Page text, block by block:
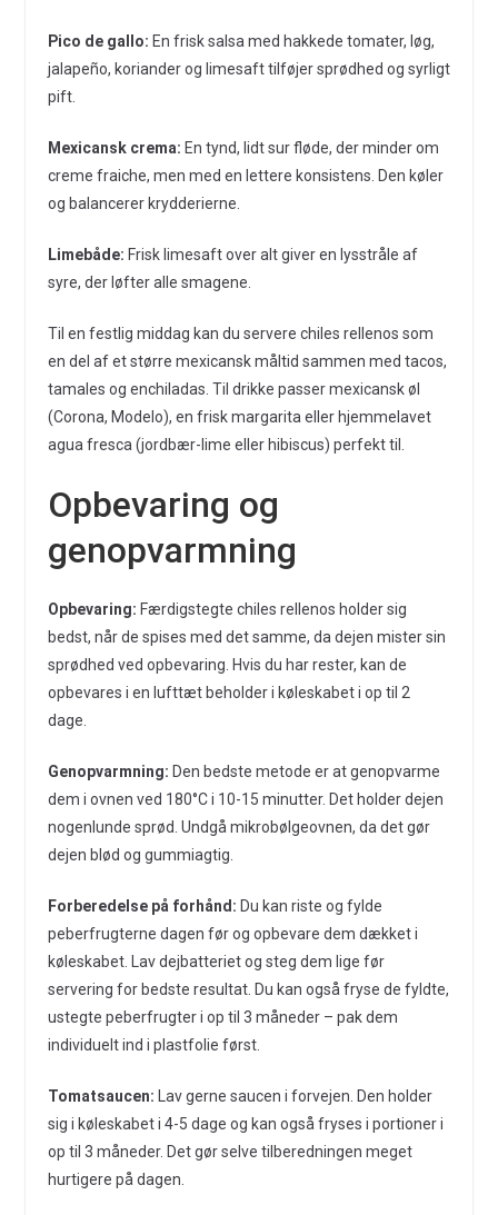
Pico de gallo: En frisk salsa med hakkede tomater, løg,
jalapeño, koriander og limesaft tilføjer sprødhed og syrligt
pift.
Mexicansk crema: En tynd, lidt sur fløde, der minder om
creme fraiche, men med en lettere konsistens. Den køler
og balancerer krydderierne.
Limebåde: Frisk limesaft over alt giver en lysstråle af
syre, der løfter alle smagene.
Til en festlig middag kan du servere chiles rellenos som
en del af et større mexicansk måltid sammen med tacos,
tamales og enchiladas. Til drikke passer mexicansk øl
(Corona, Modelo), en frisk margarita eller hjemmelavet
agua fresca (jordbær-lime eller hibiscus) perfekt til.
Opbevaring og
genopvarmning
Opbevaring: Færdigstegte chiles rellenos holder sig
bedst, når de spises med det samme, da dejen mister sin
sprødhed ved opbevaring. Hvis du har rester, kan de
opbevares i en lufttæt beholder i køleskabet i op til 2
dage.
Genopvarmning: Den bedste metode er at genopvarme
dem i ovnen ved 180°C i 10-15 minutter. Det holder dejen
nogenlunde sprød. Undgå mikrobølgeovnen, da det gør
dejen blød og gummiagtig.
Forberedelse på forhånd: Du kan riste og fylde
peberfrugterne dagen før og opbevare dem dækket i
køleskabet. Lav dejbatteriet og steg dem lige før
servering for bedste resultat. Du kan også fryse de fyldte,
ustegte peberfrugter i op til 3 måneder – pak dem
individuelt ind i plastfolie først.
Tomatsaucen: Lav gerne saucen i forvejen. Den holder
sig i køleskabet i 4-5 dage og kan også fryses i portioner i
op til 3 måneder. Det gør selve tilberedningen meget
hurtigere på dagen.